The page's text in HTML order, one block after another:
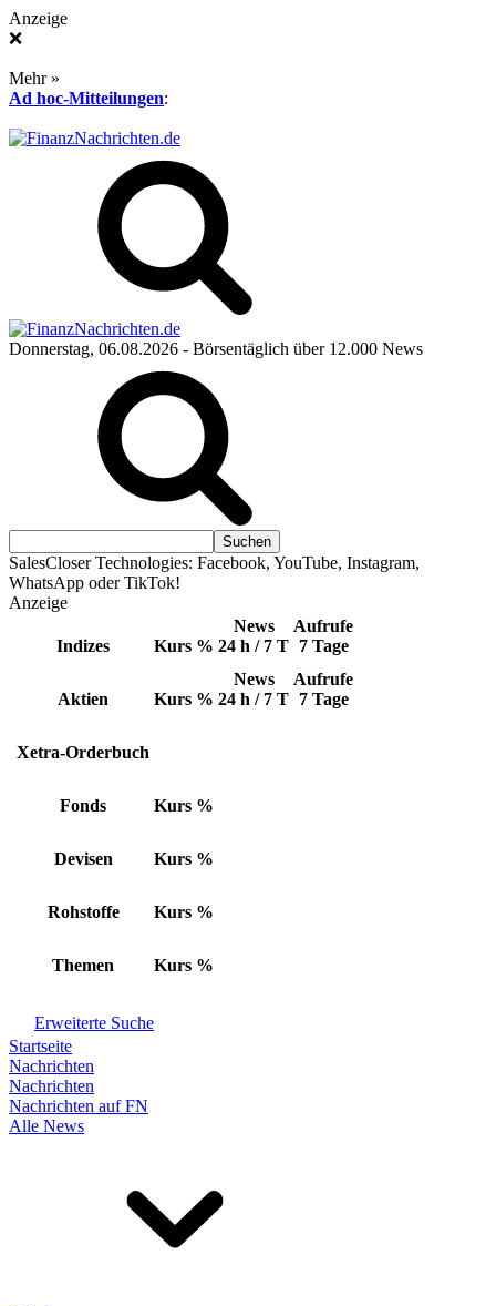
Anzeige
❌
Mehr »
Ad hoc-Mitteilungen:
Donnerstag, 06.08.2026 - Börsentäglich über 12.000 News
SalesCloser Technologies: Facebook, YouTube, Instagram,
WhatsApp oder TikTok!
Anzeige
Indizes Kurs %
News
24 h / 7 T
Aufrufe
7 Tage
Aktien Kurs %
News
24 h / 7 T
Aufrufe
7 Tage
Xetra-Orderbuch
Fonds Kurs %
Devisen Kurs %
Rohstoffe Kurs %
Themen Kurs %
Erweiterte Suche
Startseite
Nachrichten
Nachrichten
Nachrichten auf FN
Alle News